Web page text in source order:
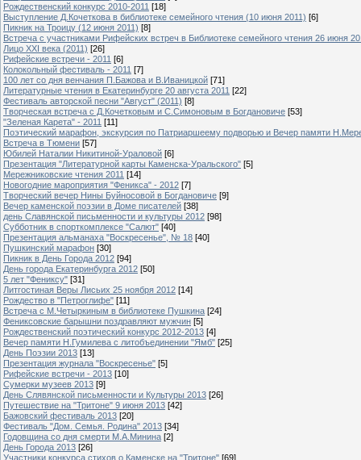
Рождественский конкурс 2010-2011 [18]
Выступление Д.Кочеткова в библиотеке семейного чтения (10 июня 2011) [6]
Пикник на Троицу (12 июня 2011) [8]
Встреча с участниками Рифейских встреч в Библиотеке семейного чтения 26 июня
Лицо XXI века (2011) [26]
Рифейские встречи - 2011 [6]
Колокольный фестиваль - 2011 [7]
100 лет со дня венчания П.Бажова и В.Иваницкой [71]
Литературные чтения в Екатеринбурге 20 августа 2011 [22]
Фестиваль авторской песни "Август" (2011) [8]
Творческая встреча с Д.Кочетковым и С.Симоновым в Богдановиче [53]
"Зеленая Карета" - 2011 [11]
Поэтический марафон, экскурсия по Патриаршеему подворью и Вечер памяти
Встреча в Тюмени [57]
Юбилей Наталии Никитиной-Ураловой [6]
Презентация "Литературной карты Каменска-Уральского" [5]
Мережниковские чтения 2011 [14]
Новогодние мароприятия "Феникса" - 2012 [7]
Творческий вечер Нины Буйносовой в Богдановиче [9]
Вечер каменской поэзии в Доме писателей [38]
день Славянской письменности и культуры 2012 [98]
Субботник в спорткомплексе "Салют" [40]
Презентация альманаха "Воскресенье", № 18 [40]
Пушкинский марафон [30]
Пикник в День Города 2012 [94]
День города Екатеринбурга 2012 [50]
5 лет "Фениксу" [31]
Литгостиная Веры Лисьих 25 ноября 2012 [14]
Рождество в "Петроглифе" [11]
Встреча с М.Четыркиным в библиотеке Пушкина [24]
Фениксовские барышни поздравляют мужчин [5]
Рождественский поэтический конкурс 2012-2013 [4]
Вечер памяти Н.Гумилева с литобъединении "Ямб" [25]
День Поэзии 2013 [13]
Презентация журнала "Воскресенье" [5]
Рифейские встречи - 2013 [10]
Сумерки музеев 2013 [9]
День Слявянской письменности и Культуры 2013 [26]
Путешествие на "Тритоне" 9 июня 2013 [42]
Бажовский фестиваль 2013 [20]
Фестиваль "Дом. Семья. Родина" 2013 [34]
Годовщина со дня смерти М.А.Минина [2]
День Города 2013 [26]
Участники конкурса стихов о Каменске на "Тритоне" [69]